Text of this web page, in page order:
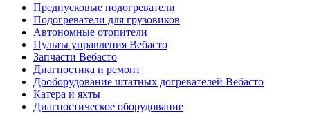
Предпусковые подогреватели
Подогреватели для грузовиков
Автономные отопители
Пульты управления Вебасто
Запчасти Вебасто
Диагностика и ремонт
Дооборудование штатных догревателей Вебасто
Катера и яхты
Диагностическое оборудование